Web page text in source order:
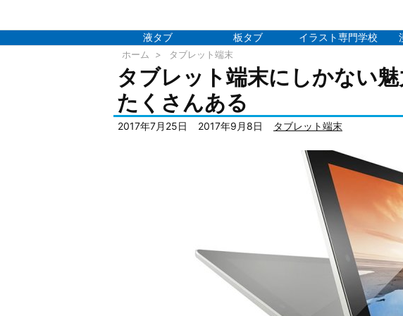
液タブ 板タブ イラスト専門学校
ホーム > タブレット端末
タブレット端末にしかない
たくさんある
2017年7月25日 2017年9月8日 タブレット端末